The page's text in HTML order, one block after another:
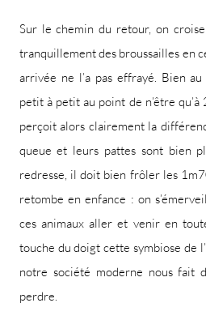
Sur le chemin du retour, on
tranquillement des broussailles en
arrivée ne l’a pas effrayé. Bien
petit à petit au point de n’être
perçoit alors clairement la
queue et leurs pattes sont bien
redresse, il doit bien frôler les
retombe en enfance : on
ces animaux aller et venir en
touche du doigt cette symbiose de
notre société moderne nous fait
perdre.